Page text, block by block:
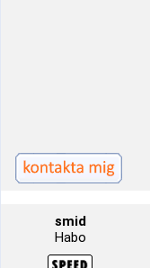
smid
Habo